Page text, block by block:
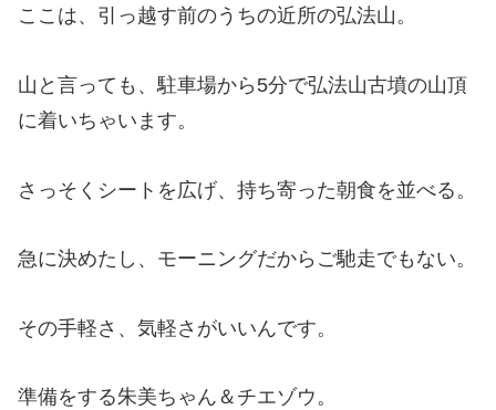
ここは、引っ越す前のうちの近所の弘法山。
山と言っても、駐車場から5分で弘法山古墳の山頂
に着いちゃいます。
さっそくシートを広げ、持ち寄った朝食を並べる。
急に決めたし、モーニングだからご馳走でもない。
その手軽さ、気軽さがいいんです。
準備をする朱美ちゃん＆チエゾウ。